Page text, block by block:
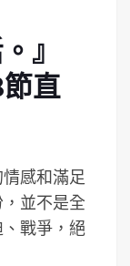
』
節直
感和滿足
並不是全
戰爭，絕